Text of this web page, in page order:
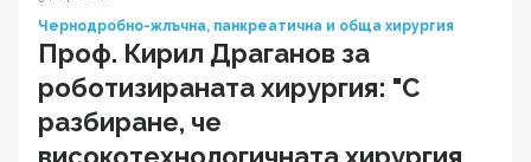
Чернодробно-жлъчна, панкреатична и обща хирургия
Проф. Кирил Драганов за
роботизираната хирургия: "С
разбиране, че